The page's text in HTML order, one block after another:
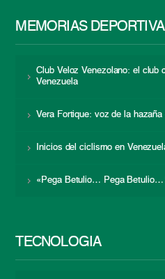
MEMORIAS
Club Veloz Venezolano: el club
Venezuela
Vera Fortique: voz de la hazaña
Inicios del ciclismo en
«Pega Betulio… Pega Betulio…
TECNOLOGÍA